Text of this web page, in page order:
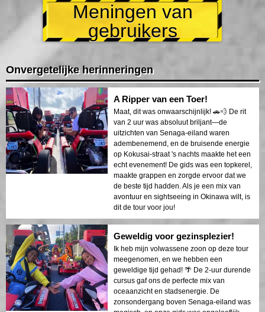
Meningen van
gebruikers
Onvergetelijke herinneringen
A Ripper van een Toer!
Maat, dit was onwaarschijnlijk! 🚗💨 De rit
van 2 uur was absoluut briljant—de
uitzichten van Senaga-eiland waren
adembenemend, en de bruisende energie
op Kokusai-straat 's nachts maakte het een
echt evenement! De gids was een topkerel,
maakte grappen en zorgde ervoor dat we
de beste tijd hadden. Als je een mix van
avontuur en sightseeing in Okinawa wilt, is
dit de tour voor jou!
Geweldig voor gezinsplezier!
Ik heb mijn volwassene zoon op deze tour
meegenomen, en we hebben een
geweldige tijd gehad! 🌴 De 2-uur durende
cursus gaf ons de perfecte mix van
oceaanzicht en stadsenergie. De
zonsondergang boven Senaga-eiland was